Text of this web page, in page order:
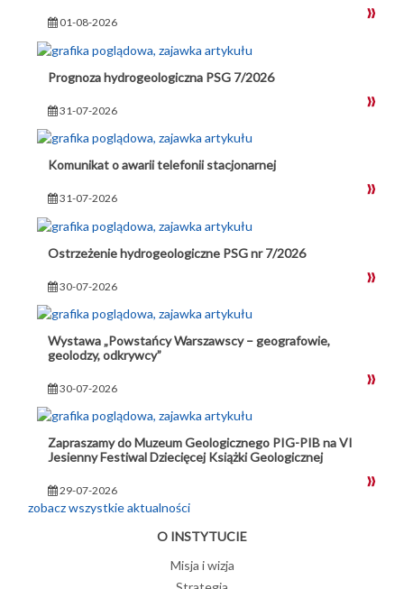
01-08-2026
Prognoza hydrogeologiczna PSG 7/2026
31-07-2026
Komunikat o awarii telefonii stacjonarnej
31-07-2026
Ostrzeżenie hydrogeologiczne PSG nr 7/2026
30-07-2026
Wystawa „Powstańcy Warszawscy – geografowie,
geolodzy, odkrywcy”
30-07-2026
Zapraszamy do Muzeum Geologicznego PIG-PIB na VI
Jesienny Festiwal Dziecięcej Książki Geologicznej
29-07-2026
zobacz wszystkie aktualności
O INSTYTUCIE
Misja i wizja